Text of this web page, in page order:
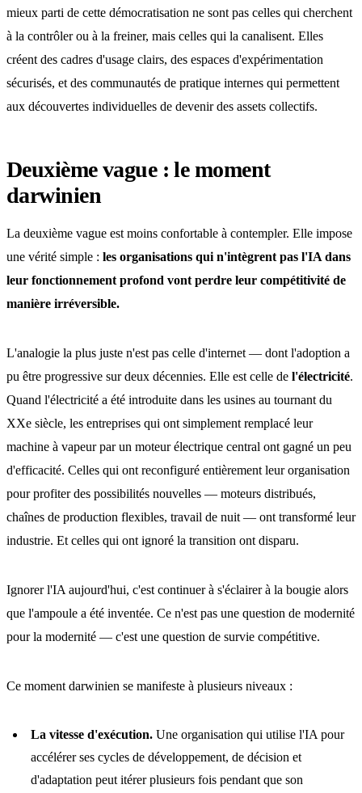
mieux parti de cette démocratisation ne sont pas celles qui cherchent
à la contrôler ou à la freiner, mais celles qui la canalisent. Elles
créent des cadres d'usage clairs, des espaces d'expérimentation
sécurisés, et des communautés de pratique internes qui permettent
aux découvertes individuelles de devenir des assets collectifs.
Deuxième vague : le moment
darwinien
La deuxième vague est moins confortable à contempler. Elle impose
une vérité simple : les organisations qui n'intègrent pas l'IA dans
leur fonctionnement profond vont perdre leur compétitivité de
manière irréversible.
L'analogie la plus juste n'est pas celle d'internet — dont l'adoption a
pu être progressive sur deux décennies. Elle est celle de l'électricité.
Quand l'électricité a été introduite dans les usines au tournant du
XXe siècle, les entreprises qui ont simplement remplacé leur
machine à vapeur par un moteur électrique central ont gagné un peu
d'efficacité. Celles qui ont reconfiguré entièrement leur organisation
pour profiter des possibilités nouvelles — moteurs distribués,
chaînes de production flexibles, travail de nuit — ont transformé leur
industrie. Et celles qui ont ignoré la transition ont disparu.
Ignorer l'IA aujourd'hui, c'est continuer à s'éclairer à la bougie alors
que l'ampoule a été inventée. Ce n'est pas une question de modernité
pour la modernité — c'est une question de survie compétitive.
Ce moment darwinien se manifeste à plusieurs niveaux :
La vitesse d'exécution.Une organisation qui utilise l'IA pour
accélérer ses cycles de développement, de décision et
d'adaptation peut itérer plusieurs fois pendant que son